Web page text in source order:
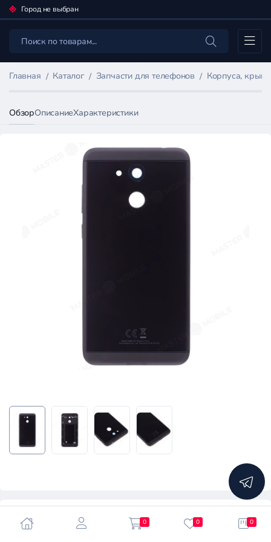
Город не выбран
Каталог
Главная Каталог Запчасти для телефонов Корпуса,
ОбзорОписаниеХарактеристики
5.0
0 0 0